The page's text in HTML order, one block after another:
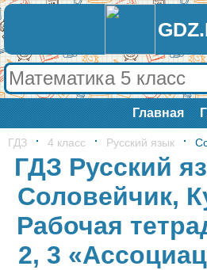
Главная
ГДЗ 4 класс Русский язык
ГДЗ Русский
Соловейчик,
Рабочая
2, 3